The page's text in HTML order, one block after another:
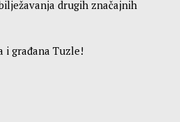
drugih značajnih
i građana Tuzle!